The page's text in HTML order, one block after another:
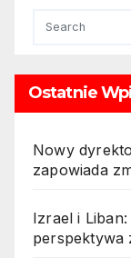
ropy po
Ataki
presją
dla
Ostatnie
Nowy
zapowiada
Izrael i
perspektywa